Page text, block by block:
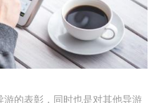
游的表彰，同时也是对其他导游